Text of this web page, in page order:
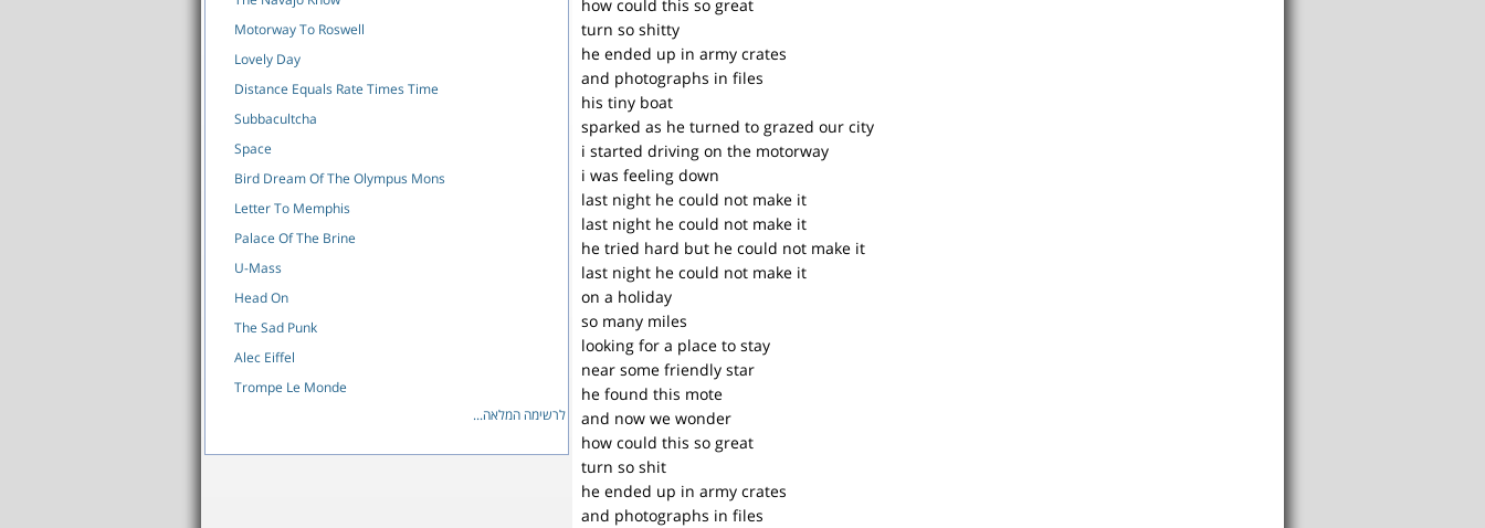
how could this so great
turn so shitty
he ended up in army crates
and photographs in files
his tiny boat
sparked as he turned to grazed our city
i started driving on the motorway
i was feeling down
last night he could not make it
last night he could not make it
he tried hard but he could not make it
last night he could not make it
on a holiday
so many miles
looking for a place to stay
near some friendly star
he found this mote
and now we wonder
how could this so great
turn so shit
he ended up in army crates
and photographs in files
Motorway To Roswell
Lovely Day
Distance Equals Rate Times Time
Subbacultcha
Space
Bird Dream Of The Olympus Mons
Letter To Memphis
Palace Of The Brine
U-Mass
Head On
The Sad Punk
Alec Eiffel
Trompe Le Monde
לרשימה המלאה...